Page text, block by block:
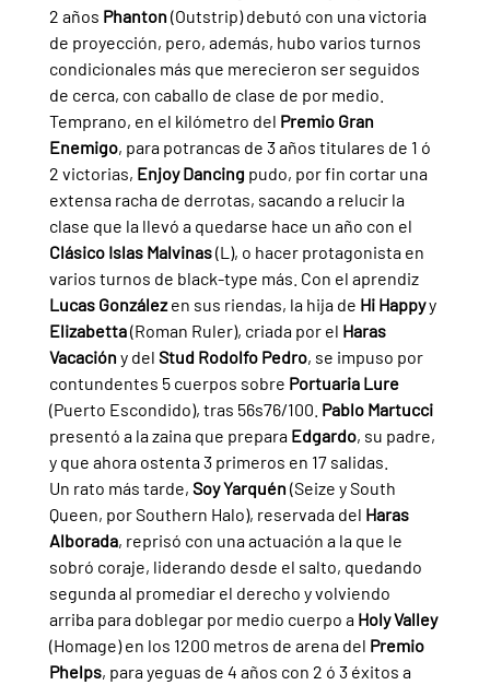
2 años Phanton (Outstrip) debutó con una victoria
de proyección, pero, además, hubo varios turnos
condicionales más que merecieron ser seguidos
de cerca, con caballo de clase de por medio.
Temprano, en el kilómetro del Premio Gran
Enemigo, para potrancas de 3 años titulares de 1 ó
2 victorias, Enjoy Dancing pudo, por fin cortar una
extensa racha de derrotas, sacando a relucir la
clase que la llevó a quedarse hace un año con el
Clásico Islas Malvinas (L), o hacer protagonista en
varios turnos de black-type más. Con el aprendiz
Lucas González en sus riendas, la hija de Hi Happy y
Elizabetta (Roman Ruler), criada por el Haras
Vacación y del Stud Rodolfo Pedro, se impuso por
contundentes 5 cuerpos sobre Portuaria Lure
(Puerto Escondido), tras 56s76/100. Pablo Martucci
presentó a la zaina que prepara Edgardo, su padre,
y que ahora ostenta 3 primeros en 17 salidas.
Un rato más tarde, Soy Yarquén (Seize y South
Queen, por Southern Halo), reservada del Haras
Alborada, reprisó con una actuación a la que le
sobró coraje, liderando desde el salto, quedando
segunda al promediar el derecho y volviendo
arriba para doblegar por medio cuerpo a Holy Valley
(Homage) en los 1200 metros de arena del Premio
Phelps, para yeguas de 4 años con 2 ó 3 éxitos a